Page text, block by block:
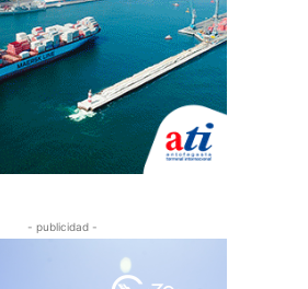
- publicidad -